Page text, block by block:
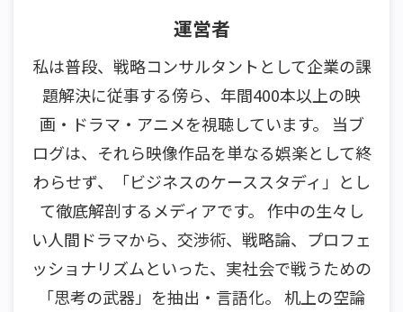
運営者
私は普段、戦略コンサルタントとして企業の課
題解決に従事する傍ら、年間400本以上の映
画・ドラマ・アニメを視聴しています。 当ブ
ログは、それら映像作品を単なる娯楽として終
わらせず、「ビジネスのケーススタディ」とし
て徹底解剖するメディアです。 作中の生々し
い人間ドラマから、交渉術、戦略論、プロフェ
ッショナリズムといった、実社会で戦うための
「思考の武器」を抽出・言語化。 机上の空論